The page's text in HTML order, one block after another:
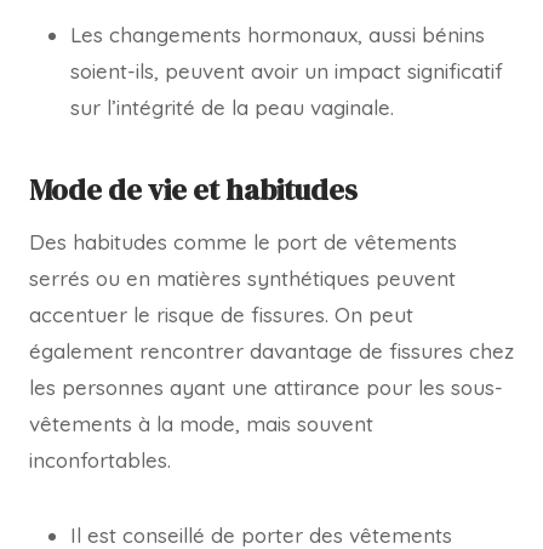
Les changements hormonaux, aussi bénins
soient-ils, peuvent avoir un impact significatif
sur l’intégrité de la peau vaginale.
Mode de vie et habitudes
Des habitudes comme le port de vêtements
serrés ou en matières synthétiques peuvent
accentuer le risque de fissures. On peut
également rencontrer davantage de fissures chez
les personnes ayant une attirance pour les sous-
vêtements à la mode, mais souvent
inconfortables.
Il est conseillé de porter des vêtements